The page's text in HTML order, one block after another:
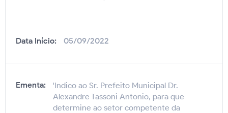
Data Início: 05/09/2022
Ementa:
'Indico ao Sr. Prefeito Municipal Dr.
Alexandre Tassoni Antonio, para que
determine ao setor competente da